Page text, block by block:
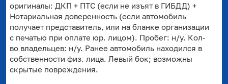
оригиналы: ДКП + ПТС (если не изъят в ГИБДД) +
Нотариальная доверенность (если автомобиль
получает представитель, или на бланке организации
с печатью при оплате юр. лицом). Пробег: н/у. Кол-
во владельцев: н/у. Ранее автомобиль находился в
собственности физ. лица. Левый бок; возможны
скрытые повреждения.